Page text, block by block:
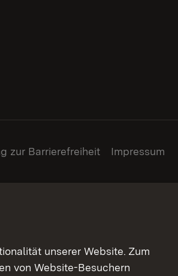
zur Barrierefreiheit Impressum
unserer Website. Zum
von Website-Besuchern